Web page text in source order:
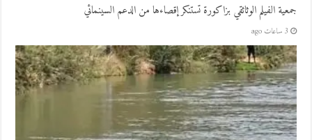
جمعية الفيلم الوثائقي بزاكورة تستنكر إقصاءها من الدعم السينمائي
3 ساعات ago